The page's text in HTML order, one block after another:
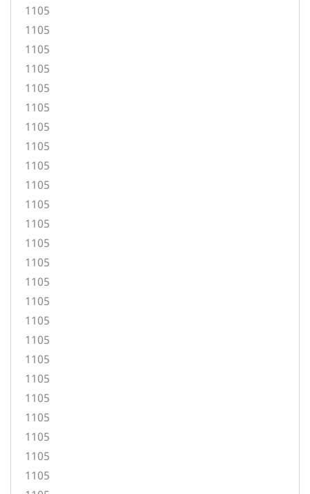
1105
1105
1105
1105
1105
1105
1105
1105
1105
1105
1105
1105
1105
1105
1105
1105
1105
1105
1105
1105
1105
1105
1105
1105
1105